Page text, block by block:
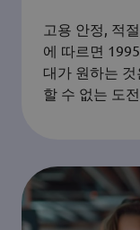
고용 안정, 적
에 따르면
대가 원하는
할 수 없는 도